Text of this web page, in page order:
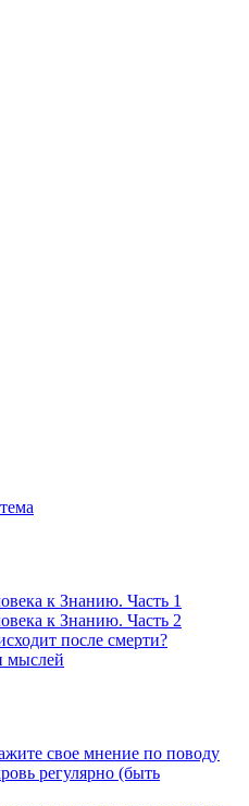
к Знанию. Часть 1
к Знанию. Часть 2
после смерти?
мыслей
свое мнение по поводу
регулярно (быть